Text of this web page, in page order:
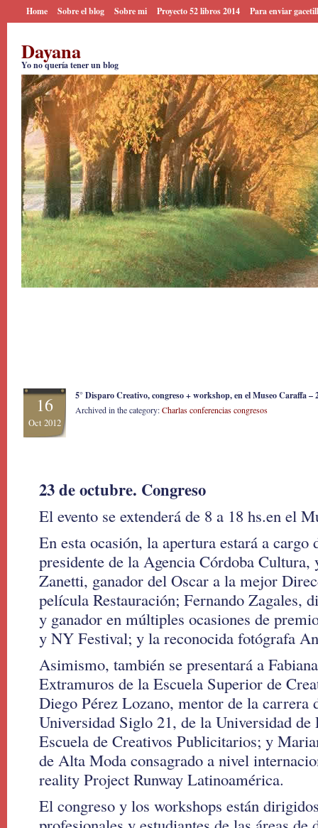
Home Sobre el blog Sobre mi Proyecto 52 libros 2014 Para enviar
Dayana
Yo no quería tener un blog
16
Oct 2012
5° Disparo Creativo, congreso + workshop, en el Museo Caraffa –
Archived in the category:Charlas conferencias congresos
23 de octubre. Congreso
El evento se extenderá de 8 a 18 hs.en el
En esta ocasión, la apertura estará a cargo
presidente de la Agencia Córdoba Cultura,
Zanetti, ganador del Oscar a la mejor
película Restauración; Fernando Zagales,
y ganador en múltiples ocasiones de
y NY Festival; y la reconocida fotógrafa
Asimismo, también se presentará a
Extramuros de la Escuela Superior de
Diego Pérez Lozano, mentor de la carrera
Universidad Siglo 21, de la Universidad de
Escuela de Creativos Publicitarios; y
de Alta Moda consagrado a nivel
reality Project Runway Latinoamérica.
El congreso y los workshops están